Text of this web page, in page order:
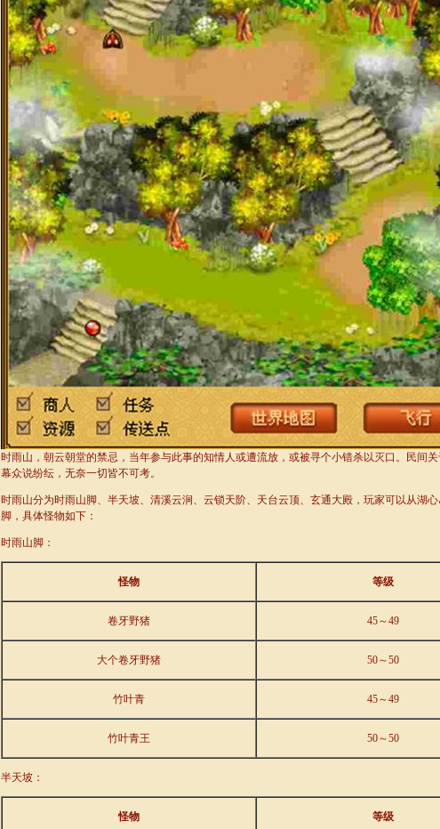
时雨山，朝云朝堂的禁忌，当年参与此事的知情人或遭流放，或被寻个小错杀以灭口。民间
幕众说纷纭，无奈一切皆不可考。
时雨山分为时雨山脚、半天坡、清溪云涧、云锁天阶、天台云顶、玄通大殿，玩家可以从湖
脚，具体怪物如下：
时雨山脚：
怪物 等级
卷牙野猪 45～49
大个卷牙野猪 50～50
竹叶青 45～49
竹叶青王 50～50
半天坡：
怪物 等级